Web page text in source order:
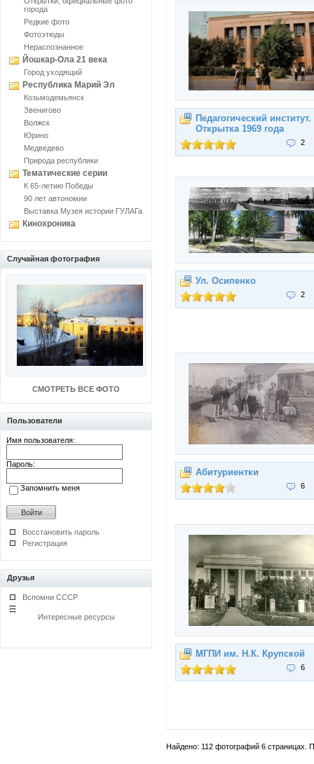
города
Редкие фото
Фотоэтюды
Нераспознанное
Йошкар-Ола 21 века
Город уходящий
Республика Марий Эл
Козьмодемьянск
Звенигово
Волжск
Юрино
Медведево
Природа республики
Тематические серии
К 65-летию Победы
90 лет автономии
Выставка Музея истории ГУЛАГа
Кинохроника
Случайная фотография
СМОТРЕТЬ ВСЕ ФОТО
Пользователи
Имя пользователя:
Пароль:
Запомнить меня
Восстановить пароль
Регистрация
Друзья
Вспомни СССР
Интересные ресурсы
Педагогический институт.
Открытка 1969 года
2
Ул. Осипенко
2
Абитуриентки
6
МГПИ им. Н.К. Крупской
6
Найдено: 112 фотографий 6 страницах.